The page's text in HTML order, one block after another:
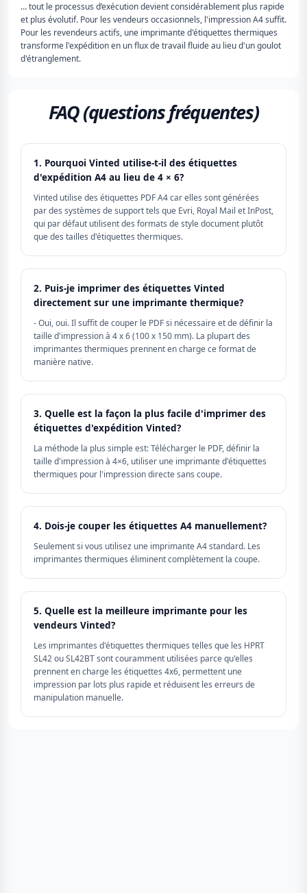
… tout le processus d’exécution devient considérablement plus rapide
et plus évolutif. Pour les vendeurs occasionnels, l'impression A4 suffit.
Pour les revendeurs actifs, une imprimante d'étiquettes thermiques
transforme l'expédition en un flux de travail fluide au lieu d'un goulot
d'étranglement.
FAQ (questions fréquentes)
1. Pourquoi Vinted utilise-t-il des étiquettes
d'expédition A4 au lieu de 4 × 6?
Vinted utilise des étiquettes PDF A4 car elles sont générées
par des systèmes de support tels que Evri, Royal Mail et InPost,
qui par défaut utilisent des formats de style document plutôt
que des tailles d'étiquettes thermiques.
2. Puis-je imprimer des étiquettes Vinted
directement sur une imprimante thermique?
- Oui, oui. Il suffit de couper le PDF si nécessaire et de définir la
taille d'impression à 4 x 6 (100 x 150 mm). La plupart des
imprimantes thermiques prennent en charge ce format de
manière native.
3. Quelle est la façon la plus facile d'imprimer des
étiquettes d'expédition Vinted?
La méthode la plus simple est: Télécharger le PDF, définir la
taille d'impression à 4×6, utiliser une imprimante d'étiquettes
thermiques pour l'impression directe sans coupe.
4. Dois-je couper les étiquettes A4 manuellement?
Seulement si vous utilisez une imprimante A4 standard. Les
imprimantes thermiques éliminent complètement la coupe.
5. Quelle est la meilleure imprimante pour les
vendeurs Vinted?
Les imprimantes d'étiquettes thermiques telles que les HPRT
SL42 ou SL42BT sont couramment utilisées parce qu'elles
prennent en charge les étiquettes 4x6, permettent une
impression par lots plus rapide et réduisent les erreurs de
manipulation manuelle.